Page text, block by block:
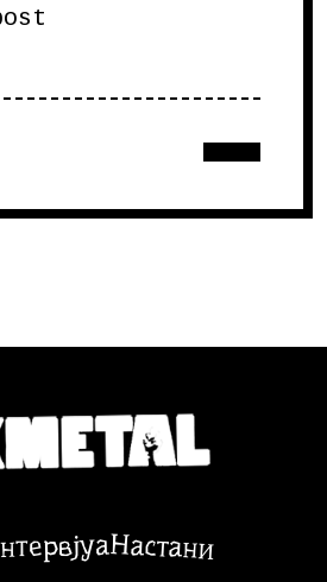
Настани